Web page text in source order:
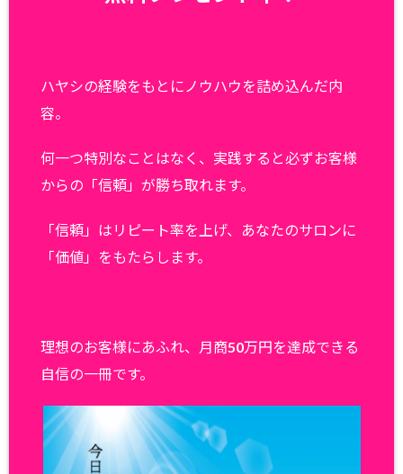
ハヤシの経験をもとにノウハウを詰め込んだ内
容。
何一つ特別なことはなく、実践すると必ずお客様
からの「信頼」が勝ち取れます。
「信頼」はリピート率を上げ、あなたのサロンに
「価値」をもたらします。
理想のお客様にあふれ、月商50万円を達成できる
自信の一冊です。